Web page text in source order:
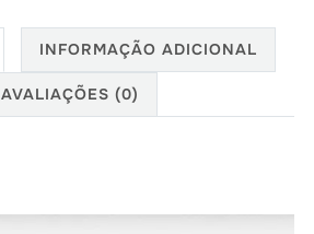
INFORMAÇÃO ADICIONAL
AVALIAÇÕES (0)